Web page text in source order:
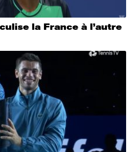
la France à l’autre